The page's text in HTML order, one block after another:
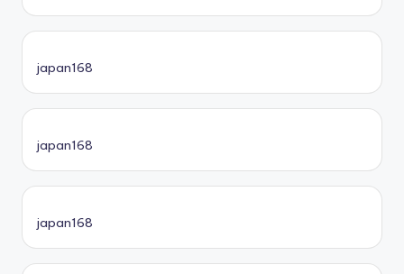
japan168
japan168
japan168